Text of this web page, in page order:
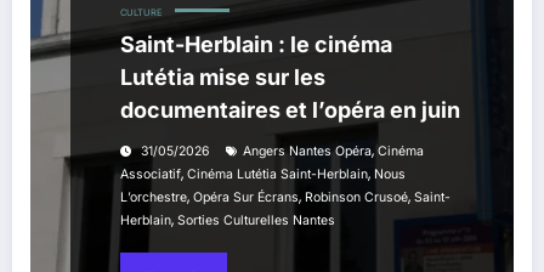
CULTURE
Saint-Herblain : le cinéma
Lutétia mise sur les
documentaires et l’opéra en juin
31/05/2026 Angers Nantes Opéra, Cinéma
Associatif, Cinéma Lutétia Saint-Herblain, Nous
L’orchestre, Opéra Sur Écrans, Robinson Crusoé, Saint-
Herblain, Sorties Culturelles Nantes